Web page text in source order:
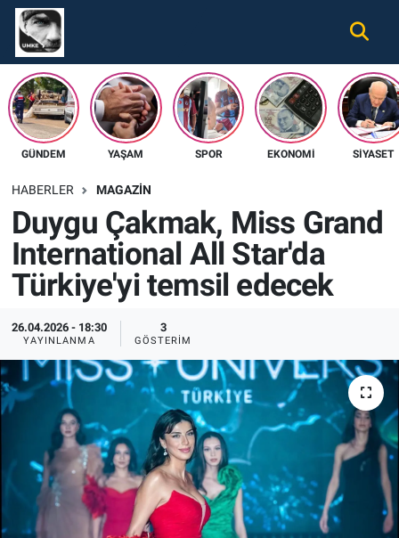
GÜNDEM YAŞAM SPOR EKONOMI SIYASET
HABERLER MAGAZIN
Duygu Çakmak, Miss Grand
International All Star'da
Türkiye'yi temsil edecek
26.04.2026 - 18:30
YAYINLANMA
3
GÖSTERIM
Gündem
Ekonomi
Spor
Tüm Haberler
İletişim
Künye
Nöbetçi Eczaneler
Hava Durumu
Namaz Vakitleri
Süper Lig Puan Durumu ve Fikstür
Tüm Manşetler
Son Dakika Haberleri
Haber Arşivi